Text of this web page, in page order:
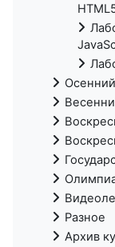
Разное
Архив